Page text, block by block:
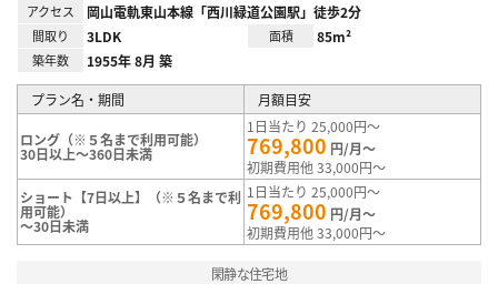
アクセス 岡山電軌東山本線「西川緑道公園駅」徒歩2分
間取り 3LDK 面積 85m²
築年数 1955年 8月 築
プラン名・期間 月額目安
ロング（※５名まで利用可能）
30日以上～360日未満
1日当たり 25,000円～
769,800 円/月～
初期費用他 33,000円～
ショート【7日以上】（※５名まで利
用可能）
～30日未満
1日当たり 25,000円～
769,800 円/月～
初期費用他 33,000円～
閑静な住宅地